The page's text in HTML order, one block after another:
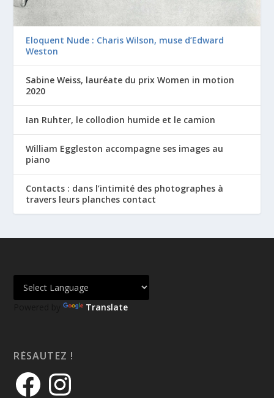
Eloquent Nude : Charis Wilson, muse d’Edward
Weston
Sabine Weiss, lauréate du prix Women in motion
2020
Ian Ruhter, le collodion humide et le camion
William Eggleston accompagne ses images au
piano
Contacts : dans l’intimité des photographes à
travers leurs planches contact
Powered by Translate
RÉSAUTEZ !